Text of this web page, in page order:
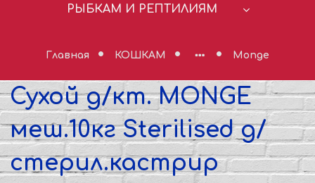
РЫБКАМ И РЕПТИЛИЯМ
Главная КОШКАМ Monge
Сухой д/кт. MONGE
меш.10кг Sterilised д/
стерил.кастрир